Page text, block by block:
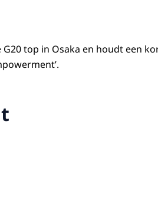
top in Osaka en houdt een